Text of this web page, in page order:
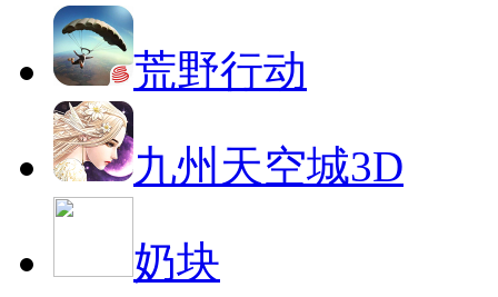
荒野行动
九州天空城3D
奶块